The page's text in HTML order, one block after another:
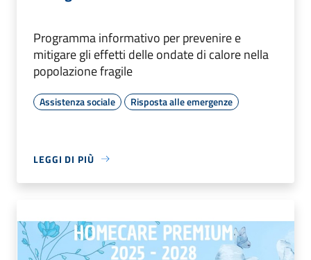
Programma informativo per prevenire e
mitigare gli effetti delle ondate di calore nella
popolazione fragile
Assistenza sociale Risposta alle emergenze
LEGGI DI PIÙ